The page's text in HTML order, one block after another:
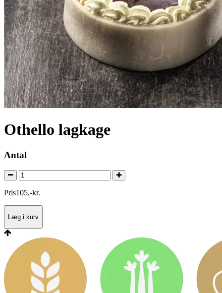
Othello lagkage
Antal
Pris105,-kr.
Læg i kurv